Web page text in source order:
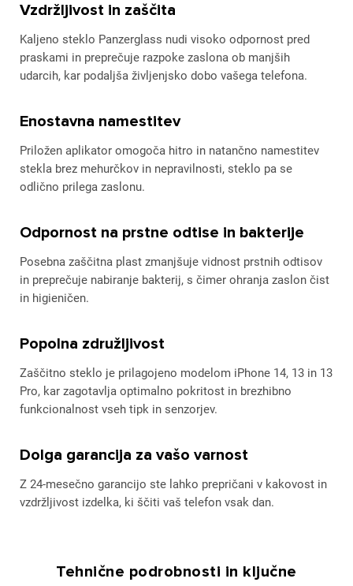
Vzdržljivost in zaščita
Kaljeno steklo Panzerglass nudi visoko odpornost pred
praskami in preprečuje razpoke zaslona ob manjših
udarcih, kar podaljša življenjsko dobo vašega telefona.
Enostavna namestitev
Priložen aplikator omogoča hitro in natančno namestitev
stekla brez mehurčkov in nepravilnosti, steklo pa se
odlično prilega zaslonu.
Odpornost na prstne odtise in bakterije
Posebna zaščitna plast zmanjšuje vidnost prstnih odtisov
in preprečuje nabiranje bakterij, s čimer ohranja zaslon čist
in higieničen.
Popolna združljivost
Zaščitno steklo je prilagojeno modelom iPhone 14, 13 in 13
Pro, kar zagotavlja optimalno pokritost in brezhibno
funkcionalnost vseh tipk in senzorjev.
Dolga garancija za vašo varnost
Z 24-mesečno garancijo ste lahko prepričani v kakovost in
vzdržljivost izdelka, ki ščiti vaš telefon vsak dan.
Tehnične podrobnosti in ključne